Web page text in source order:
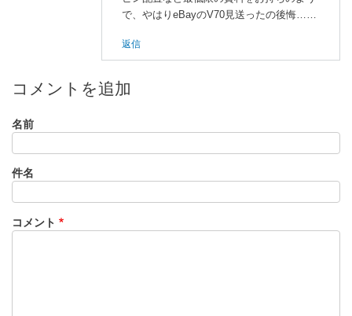
7
ド
返
で、やはりeBayのV70見送ったの後悔……
返信
コメントを追加
名前
件名
コメント